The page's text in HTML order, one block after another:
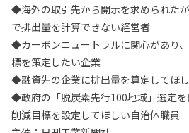
◆海外の取引先から開示を求められた
で排出量を計算できない経営者
◆カーボンニュートラルに関心があり
標を策定したい企業
◆融資先の企業に排出量を算定してほ
◆政府の「脱炭素先行100地域」選定
削減目標を設定してほしい自治体職員